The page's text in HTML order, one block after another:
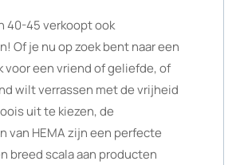
40-45 verkoopt ook
Of je nu op zoek bent naar een
voor een vriend of geliefde, of
wilt verrassen met de vrijheid
uit te kiezen, de
van HEMA zijn een perfecte
breed scala aan producten